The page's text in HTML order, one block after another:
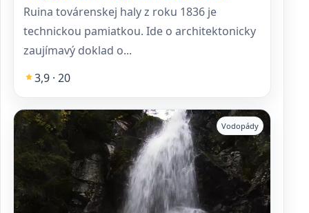
Ruina továrenskej haly z roku 1836 je
technickou pamiatkou. Ide o architektonicky
zaujímavý doklad o...
3,9 · 20
Vodopády